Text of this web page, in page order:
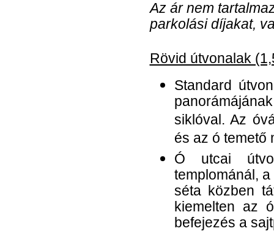
Az ár nem
parkolási díjakat,
Rövid útvonalak
Standard
siklóval. Az
és az ó temető
Ó utcai
templománál,
séta közben
kiemelten az
befejezés a